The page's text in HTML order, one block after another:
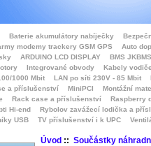
Baterie akumulátory nabíječky
modemy trackery GSM GPS
Auto
ARDUINO LCD DISPLAY
BMS
Integrované obvody
Kabely
1000 Mbit LAN po síti 230V - 85 Mbit
a příslušenství MiniPCI
Montážní
Rack case a příslušenství
Raspberry
Hi-end
Rybolov zavážecí lodička a přísl
USB
TV příslušenství i k UPC
Úvod:: Součástky